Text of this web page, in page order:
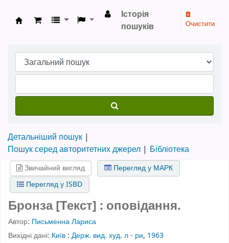
Бібліотека НТШ › Електронний каталог
Історія
пошуків
Очистити
Детальніший пошук
Пошук серед авторитетних джерел
Бібліотека
Звичайний вигляд
Перегляд у МАРК
Перегляд у ISBD
Бронза [Текст] : оповідання.
Автор: Письменна Лариса
Вихідні дані: Київ : Держ. вид. худ. л - ри, 1963